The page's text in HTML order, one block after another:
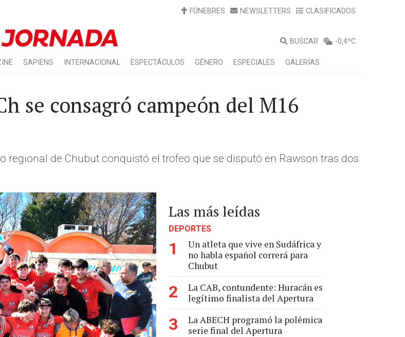
FÚNEBRES NEWSLETTERS CLASIFICADOS
BUSCAR -0,4ºC
SAPIENS INTERNACIONAL ESPECTÁCULOS GÉNERO ESPECIALES GALERÍAS
se consagró campeón del M16
regional de Chubut conquistó el trofeo que se disputó en Rawson tras dos
Las más leídas
DEPORTES
1
Un atleta que vive en Sudáfrica y
no habla español correrá para
Chubut
2
La CAB, contundente: Huracán es
legítimo finalista del Apertura
3
La ABECH programó la polémica
serie final del Apertura